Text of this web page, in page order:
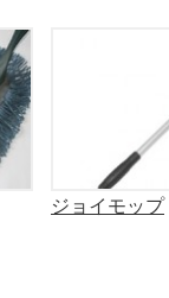
ジョイモップ